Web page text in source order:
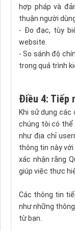
hợp pháp và
thuận người
- Đo đạc, tùy
website.
- So sánh độ
trong quá trình
Điều 4: Tiếp
Khi sử dụng
chúng tôi có thể
như địa chỉ
thông tin này
xác nhận rằng
giúp việc thực
Các thông tin
như những
từ bạn.